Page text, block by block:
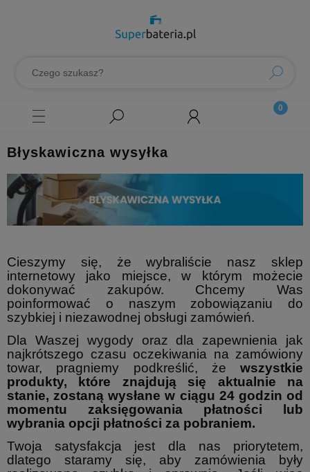
Błyskawiczna wysyłka
Cieszymy się, że wybraliście nasz sklep
internetowy jako miejsce, w którym możecie
dokonywać zakupów. Chcemy Was
poinformować o naszym zobowiązaniu do
szybkiej i niezawodnej obsługi zamówień.
Dla Waszej wygody oraz dla zapewnienia jak
najkrótszego czasu oczekiwania na zamówiony
towar, pragniemy podkreślić, że wszystkie
produkty, które znajdują się aktualnie na
stanie, zostaną wysłane w ciągu 24 godzin od
momentu zaksięgowania płatności lub
wybrania opcji płatności za pobraniem.
Twoja satysfakcja jest dla nas priorytetem,
dlatego staramy się, aby zamówienia były